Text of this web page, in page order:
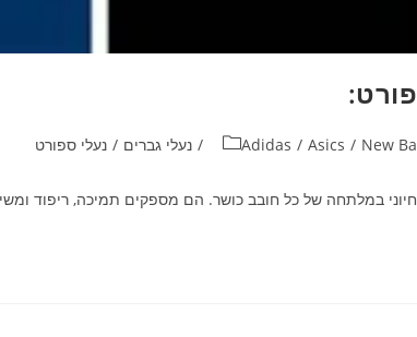
Adidas / Asics / New
/ נעלי גברים / נעלי ספורט
במלתחה של כל חובב כושר. הם מספקים תמיכה, ריפוד